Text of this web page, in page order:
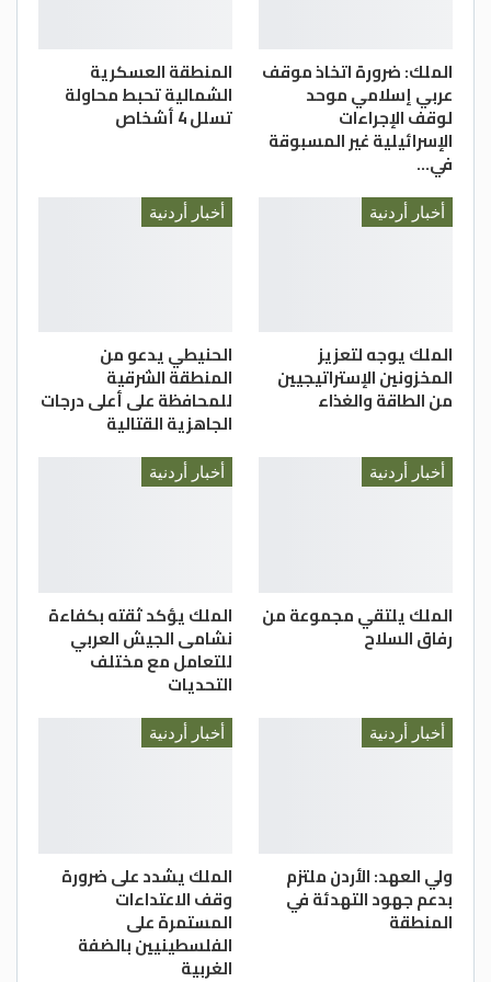
الملك: ضرورة اتخاذ موقف
عربي إسلامي موحد
لوقف الإجراءات
الإسرائيلية غير المسبوقة
في…
المنطقة العسكرية
الشمالية تحبط محاولة
تسلل 4 أشخاص
أخبار أردنية
الملك يوجه لتعزيز
المخزونين الإستراتيجيين
من الطاقة والغذاء
أخبار أردنية
الحنيطي يدعو من
المنطقة الشرقية
للمحافظة على أعلى درجات
الجاهزية القتالية
أخبار أردنية
الملك يلتقي مجموعة من
رفاق السلاح
أخبار أردنية
الملك يؤكد ثقته بكفاءة
نشامى الجيش العربي
للتعامل مع مختلف
التحديات
أخبار أردنية
ولي العهد: الأردن ملتزم
بدعم جهود التهدئة في
المنطقة
أخبار أردنية
الملك يشدد على ضرورة
وقف الاعتداءات
المستمرة على
الفلسطينيين بالضفة
الغربية